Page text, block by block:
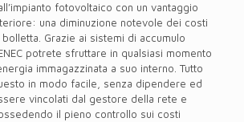
fotovoltaico con un vantaggio
una diminuzione notevole dei costi
bolletta. Grazie ai sistemi di accumulo
potrete sfruttare in qualsiasi momento
immagazzinata a suo interno. Tutto
in modo facile, senza dipendere ed
vincolati dal gestore della rete e
il pieno controllo sui costi